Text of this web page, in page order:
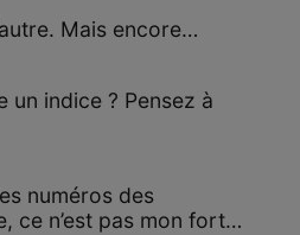
Mais encore…
un indice ? Pensez à
numéros des
ce n’est pas mon fort…